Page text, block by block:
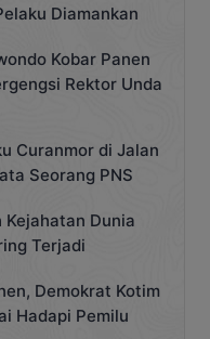
Diamankan
Kobar Panen
Rektor Unda
Curanmor di Jalan
Seorang PNS
Kejahatan Dunia
Terjadi
Demokrat Kotim
Hadapi Pemilu